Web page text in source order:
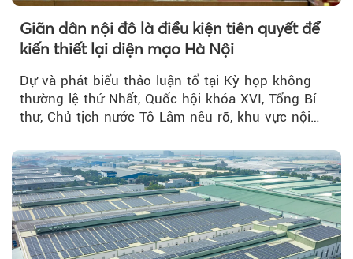
Giãn dân nội đô là điều kiện tiên quyết để
kiến thiết lại diện mạo Hà Nội
Dự và phát biểu thảo luận tổ tại Kỳ họp không
thường lệ thứ Nhất, Quốc hội khóa XVI, Tổng Bí
thư, Chủ tịch nước Tô Lâm nêu rõ, khu vực nội